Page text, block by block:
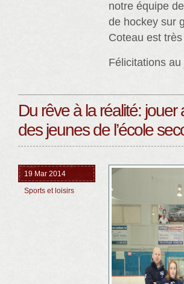
notre équipe
de hockey sur
Coteau est
Félicitations au
Du rêve à la réalité:
des jeunes de l’école
19 Mar 2014
Sports et loisirs